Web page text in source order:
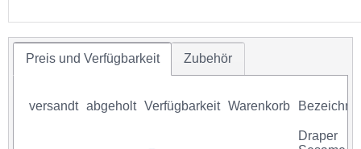
Preis und Verfügbarkeit Zubehör
versandt abgeholt Verfügbarkeit Warenkorb
Draper